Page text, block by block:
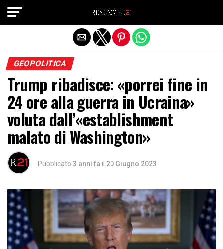
GEOPOLITICA
Trump ribadisce: «porrei fine in
24 ore alla guerra in Ucraina»
voluta dall’«establishment
malato di Washington»
Pubblicato 3 anni fa il 20 Giugno 2023
Exit mobile version